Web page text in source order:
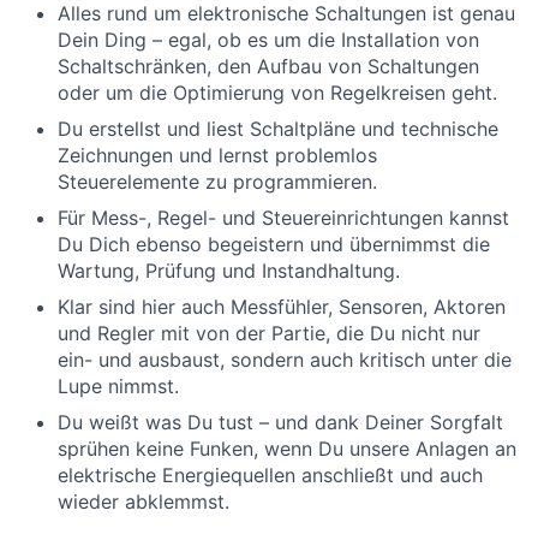
Alles rund um elektronische Schaltungen ist genau
Dein Ding – egal, ob es um die Installation von
Schaltschränken, den Aufbau von Schaltungen
oder um die Optimierung von Regelkreisen geht.
Du erstellst und liest Schaltpläne und technische
Zeichnungen und lernst problemlos
Steuerelemente zu programmieren.
Für Mess-, Regel- und Steuereinrichtungen kannst
Du Dich ebenso begeistern und übernimmst die
Wartung, Prüfung und Instandhaltung.
Klar sind hier auch Messfühler, Sensoren, Aktoren
und Regler mit von der Partie, die Du nicht nur
ein- und ausbaust, sondern auch kritisch unter die
Lupe nimmst.
Du weißt was Du tust – und dank Deiner Sorgfalt
sprühen keine Funken, wenn Du unsere Anlagen an
elektrische Energiequellen anschließt und auch
wieder abklemmst.